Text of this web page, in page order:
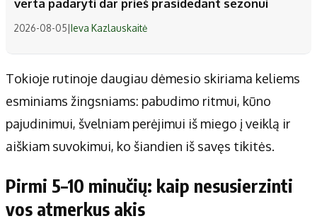
verta padaryti dar prieš prasidedant sezonui
2026-08-05|Ieva Kazlauskaitė
Tokioje rutinoje daugiau dėmesio skiriama keliems
esminiams žingsniams: pabudimo ritmui, kūno
pajudinimui, švelniam perėjimui iš miego į veiklą ir
aiškiam suvokimui, ko šiandien iš savęs tikitės.
Pirmi 5–10 minučių: kaip nesusierzinti
vos atmerkus akis